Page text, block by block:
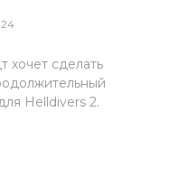
хочет сделать
Helldivers 2.